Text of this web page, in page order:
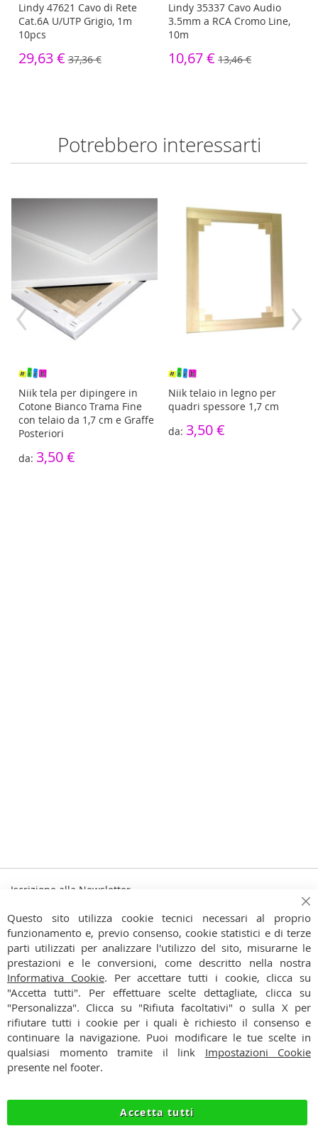
Lindy 47621 Cavo di Rete
Cat.6A U/UTP Grigio, 1m
10pcs
29,63 € 37,36 €
Lindy 35337 Cavo Audio
3.5mm a RCA Cromo Line,
10m
10,67 € 13,46 €
Potrebbero interessarti
Niik tela per dipingere in
Cotone Bianco Trama Fine
con telaio da 1,7 cm e Graffe
Posteriori
3,50 €
Niik telaio in legno per
quadri spessore 1,7 cm
3,50 €
‹ ›
Iscrizione alla Newsletter
alla
nostra
Newsletter:
Iscriviti
Ho preso visione dell'Informativa Privacy
CONTATTI
CONDIZIONI
PAGAMENTI
PRIVACY
Questo sito utilizza cookie tecnici necessari al proprio
funzionamento e, previo consenso, cookie statistici e di terze
parti utilizzati per analizzare l'utilizzo del sito, misurarne le
prestazioni e le conversioni, come descritto nella nostra
Informativa Cookie. Per accettare tutti i cookie, clicca su
"Accetta tutti". Per effettuare scelte dettagliate, clicca su
"Personalizza". Clicca su "Rifiuta facoltativi" o sulla X per
rifiutare tutti i cookie per i quali è richiesto il consenso e
continuare la navigazione. Puoi modificare le tue scelte in
qualsiasi momento tramite il link Impostazioni Cookie
presente nel footer.
Accetta tutti